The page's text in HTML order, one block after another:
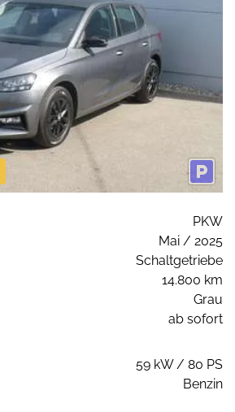
PKW
Mai / 2025
Schaltgetriebe
14.800 km
Grau
ab sofort
59 kW / 80 PS
Benzin